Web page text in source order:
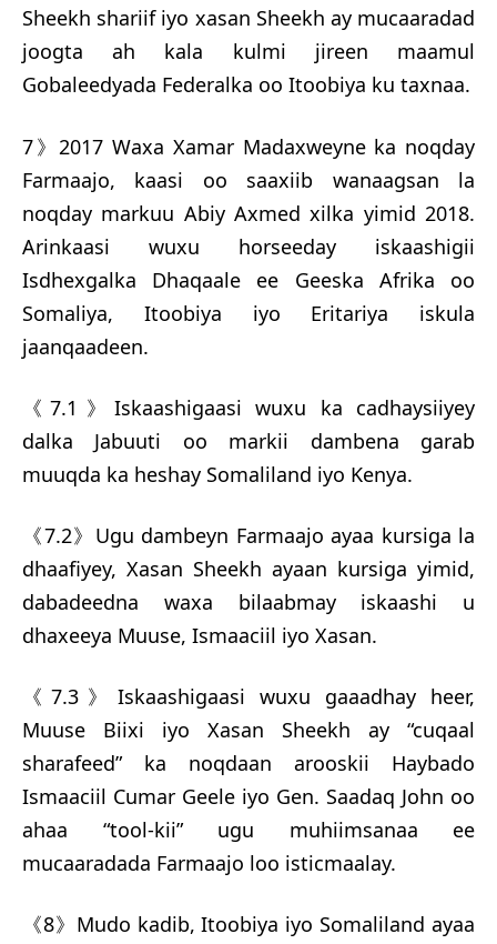
Sheekh shariif iyo xasan Sheekh ay mucaaradad
joogta ah kala kulmi jireen maamul
Gobaleedyada Federalka oo Itoobiya ku taxnaa.
7》2017 Waxa Xamar Madaxweyne ka noqday
Farmaajo, kaasi oo saaxiib wanaagsan la
noqday markuu Abiy Axmed xilka yimid 2018.
Arinkaasi wuxu horseeday iskaashigii
Isdhexgalka Dhaqaale ee Geeska Afrika oo
Somaliya, Itoobiya iyo Eritariya iskula
jaanqaadeen.
《7.1》Iskaashigaasi wuxu ka cadhaysiiyey
dalka Jabuuti oo markii dambena garab
muuqda ka heshay Somaliland iyo Kenya.
《7.2》Ugu dambeyn Farmaajo ayaa kursiga la
dhaafiyey, Xasan Sheekh ayaan kursiga yimid,
dabadeedna waxa bilaabmay iskaashi u
dhaxeeya Muuse, Ismaaciil iyo Xasan.
《7.3》Iskaashigaasi wuxu gaaadhay heer,
Muuse Biixi iyo Xasan Sheekh ay “cuqaal
sharafeed” ka noqdaan arooskii Haybado
Ismaaciil Cumar Geele iyo Gen. Saadaq John oo
ahaa “tool-kii” ugu muhiimsanaa ee
mucaaradada Farmaajo loo isticmaalay.
《8》Mudo kadib, Itoobiya iyo Somaliland ayaa